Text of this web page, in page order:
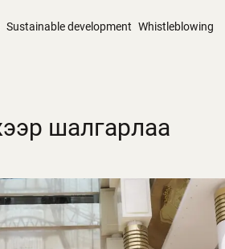
Sustainable development Whistleblowing
шалгарлаа